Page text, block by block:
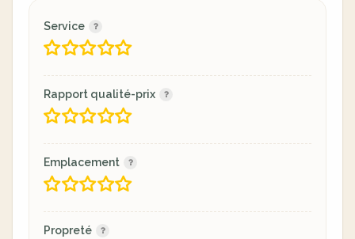
Service
Rapport qualité-prix
Emplacement
Propreté